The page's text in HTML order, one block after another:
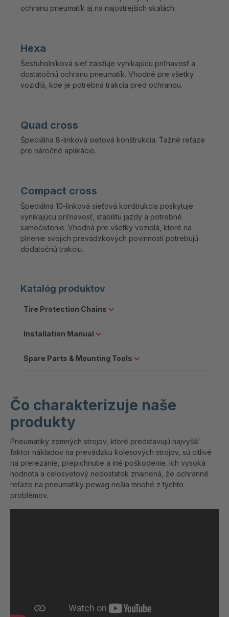
ochranu pneumatík aj na najostrejších skalách.
Hexa
Šesťuholníková sieť zaisťuje vynikajúcu priľnavosť a
dostatočnú ochranu pneumatík. Vhodné pre všetky
vozidlá, kde je potrebná trakcia pred ochranou.
Quad cross
Špeciálna 8-linková sieťová konštrukcia. Ťažné reťaze
pre náročné aplikácie.
Compact cross
Špeciálna 10-linková sieťová konštrukcia poskytuje
vynikajúcu priľnavosť, stabilitu jazdy a potrebné
samočistenie. Vhodná pre všetky vozidlá, ktoré na
plnenie svojich prevádzkových povinností potrebujú
dodatočnú trakciu.
Katalóg produktov
Tire Protection Chains
Installation Manual
Spare Parts & Mounting Tools
Čo charakterizuje naše
produkty
Pneumatiky zemných strojov, ktoré predstavujú najvyšší
faktor nákladov na prevádzku kolesových strojov, sú citlivé
na prerezanie, prepichnutie a iné poškodenie. Ich vysoká
hodnota a celosvetový nedostatok znamená, že ochranné
reťaze na pneumatiky pewag riešia mnohé z týchto
problémov.